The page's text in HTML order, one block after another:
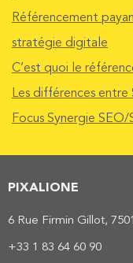
Référencement
stratégie digitale
C’est quoi le
Les différences entre
Focus Synergie SEO/
PIXALIONE
6 Rue Firmin Gillot,
+33 1 83 64 60 90